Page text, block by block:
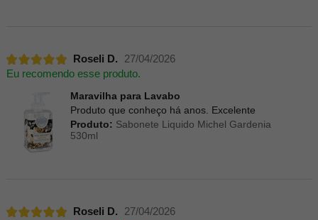
Roseli D.
27/04/2026
Eu recomendo esse produto.
Maravilha para Lavabo
Produto que conheço há anos. Excelente
Produto: Sabonete Liquido Michel Gardenia
530ml
Roseli D.
27/04/2026